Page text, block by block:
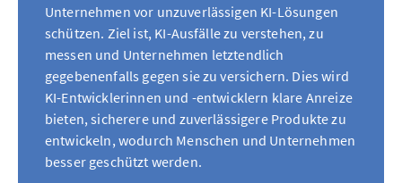
Unternehmen vor unzuverlässigen KI-Lösungen
schützen. Ziel ist, KI-Ausfälle zu verstehen, zu
messen und Unternehmen letztendlich
gegebenenfalls gegen sie zu versichern. Dies wird
KI-Entwicklerinnen und -entwicklern klare Anreize
bieten, sicherere und zuverlässigere Produkte zu
entwickeln, wodurch Menschen und Unternehmen
besser geschützt werden.